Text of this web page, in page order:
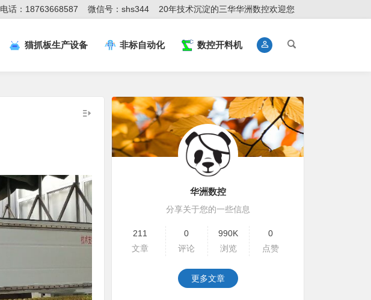
电话：18763668587 微信号：shs344 20年技术沉淀的三华华洲数控欢迎您
猫抓板生产设备 非标自动化 数控开料机
华洲数控
分享关于您的一些信息
211
文章
0
评论
990K
浏览
0
点赞
更多文章